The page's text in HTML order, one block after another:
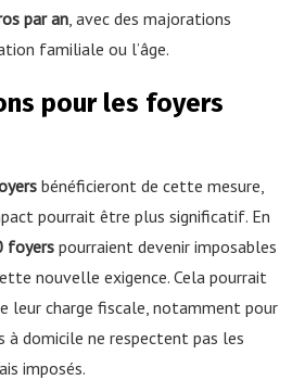
par an , avec des majorations
familiale ou l’âge.
pour les foyers
bénéficieront de cette mesure,
pourrait être plus significatif. En
foyers pourraient devenir imposables
nouvelle exigence. Cela pourrait
leur charge fiscale, notamment pour
à domicile ne respectent pas les
imposés.